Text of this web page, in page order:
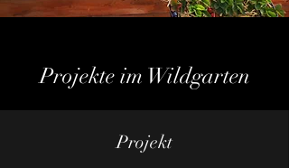
Projekt
Projekte im Wildgarten